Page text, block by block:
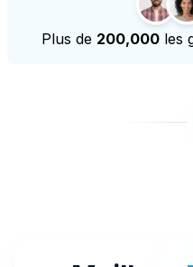
Acheter des abonnés Twitch
Acheter des vues en direct
Plus de 200,000 les